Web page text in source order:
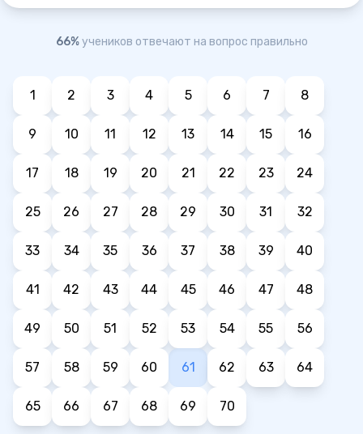
66%учеников отвечают на вопрос правильно
1 2 3 4 5 6 7 8
9 10 11 12 13 14 15 16
17 18 19 20 21 22 23 24
25 26 27 28 29 30 31 32
33 34 35 36 37 38 39 40
41 42 43 44 45 46 47 48
49 50 51 52 53 54 55 56
57 58 59 60 61 62 63 64
65 66 67 68 69 70